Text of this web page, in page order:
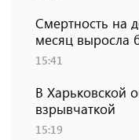
Смертность на
месяц выросла
15:41
В Харьковской
взрывчаткой
15:19